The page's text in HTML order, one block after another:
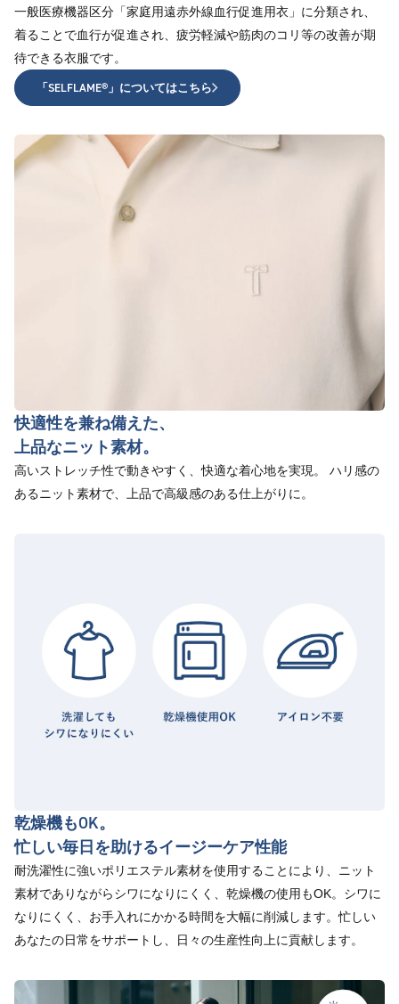
一般医療機器区分「家庭用遠赤外線血行促進用衣」に分類され、
着ることで血行が促進され、疲労軽減や筋肉のコリ等の改善が期
待できる衣服です。
「SELFLAME®︎」についてはこちら
快適性を兼ね備えた、
上品なニット素材。
高いストレッチ性で動きやすく、快適な着心地を実現。 ハリ感の
あるニット素材で、上品で高級感のある仕上がりに。
乾燥機もOK。
忙しい毎日を助けるイージーケア性能
耐洗濯性に強いポリエステル素材を使用することにより、ニット
素材でありながらシワになりにくく、乾燥機の使用もOK。シワに
なりにくく、お手入れにかかる時間を大幅に削減します。忙しい
あなたの日常をサポートし、日々の生産性向上に貢献します。